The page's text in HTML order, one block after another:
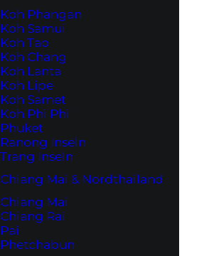
Koh Phangan
Koh Samui
Koh Tao
Koh Chang
Koh Lanta
Koh Lipe
Koh Samet
Koh Phi Phi
Phuket
Ranong Inseln
Trang Inseln
Chiang Mai & Nordthailand
Chiang Mai
Chiang Rai
Pai
Phetchabun